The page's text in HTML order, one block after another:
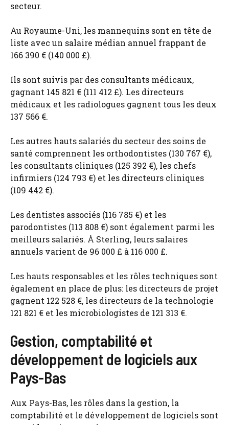
secteur.
Au Royaume-Uni, les mannequins sont en tête de
liste avec un salaire médian annuel frappant de
166 390 € (140 000 £).
Ils sont suivis par des consultants médicaux,
gagnant 145 821 € (111 412 £). Les directeurs
médicaux et les radiologues gagnent tous les deux
137 566 €.
Les autres hauts salariés du secteur des soins de
santé comprennent les orthodontistes (130 767 €),
les consultants cliniques (125 392 €), les chefs
infirmiers (124 793 €) et les directeurs cliniques
(109 442 €).
Les dentistes associés (116 785 €) et les
parodontistes (113 808 €) sont également parmi les
meilleurs salariés. À Sterling, leurs salaires
annuels varient de 96 000 £ à 116 000 £.
Les hauts responsables et les rôles techniques sont
également en place de plus: les directeurs de projet
gagnent 122 528 €, les directeurs de la technologie
121 821 € et les microbiologistes de 121 313 €.
Gestion, comptabilité et
développement de logiciels aux
Pays-Bas
Aux Pays-Bas, les rôles dans la gestion, la
comptabilité et le développement de logiciels sont